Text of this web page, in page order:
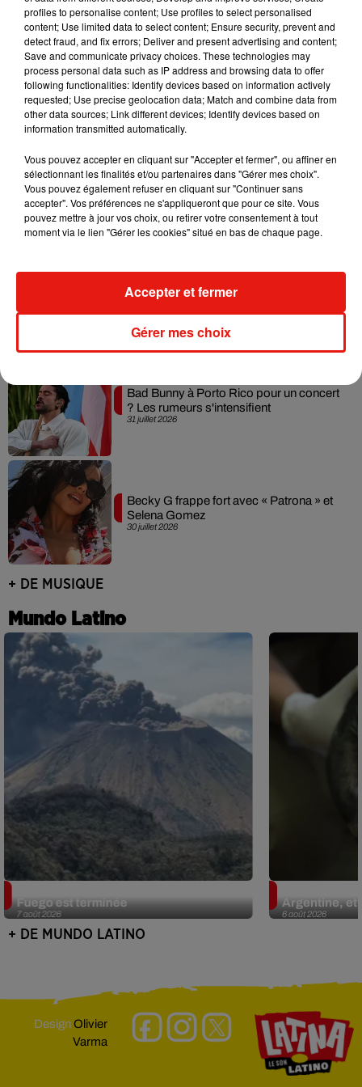
5 août 2026
Benny Blanco invite Selena Gomez et
Becky G sur son nouveau single
31 juillet 2026
Escapade à Guadalajara
Laura Pausini : retour confirmé à l'Accor
Arena de Paris
31 juillet 2026
Bad Bunny à Porto Rico pour un concert
? Les rumeurs s'intensifient
30 juillet 2026
Becky G frappe fort avec « Patrona » et
Selena Gomez
+ DE MUSIQUE
Mundo Latino
7 août 2026
Fuego est terminée
6 août 2026
Argentine, et
+ DE MUNDO LATINO
DesignOlivier
Varma
profiles to personalise content; Use profiles to select personalised
content; Use limited data to select content; Ensure security, prevent and
detect fraud, and fix errors; Deliver and present advertising and content;
Save and communicate privacy choices. These technologies may
process personal data such as IP address and browsing data to offer
following functionalities: Identify devices based on information actively
requested; Use precise geolocation data; Match and combine data from
other data sources; Link different devices; Identify devices based on
information transmitted automatically.
Vous pouvez accepter en cliquant sur "Accepter et fermer", ou affiner en
sélectionnant les finalités et/ou partenaires dans "Gérer mes choix".
Vous pouvez également refuser en cliquant sur "Continuer sans
accepter". Vos préférences ne s'appliqueront que pour ce site. Vous
pouvez mettre à jour vos choix, ou retirer votre consentement à tout
moment via le lien "Gérer les cookies" situé en bas de chaque page.
Gérer mes choix
Accepter et fermer